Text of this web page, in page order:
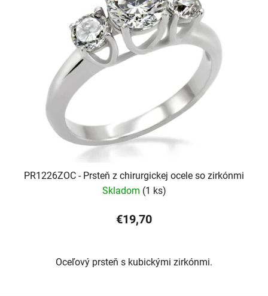
PR1226ZOC - Prsteň z chirurgickej ocele so zirkónmi
Skladom (1 ks)
€19,70
Oceľový prsteň s kubickými zirkónmi.